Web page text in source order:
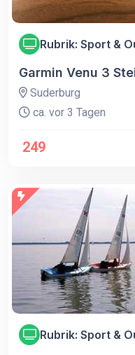
Rubrik: Sport &
Garmin Venu 3
Suderburg
ca. vor 3 Tagen
249
Rubrik: Sport &